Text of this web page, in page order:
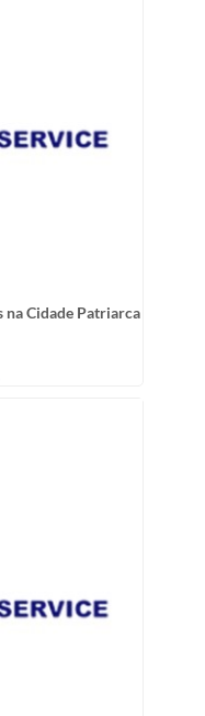
na Cidade Patriarca